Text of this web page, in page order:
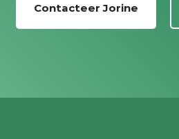
Contacteer Jorine